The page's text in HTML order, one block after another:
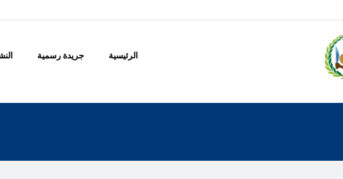
الرئيسية جريدة رسمية